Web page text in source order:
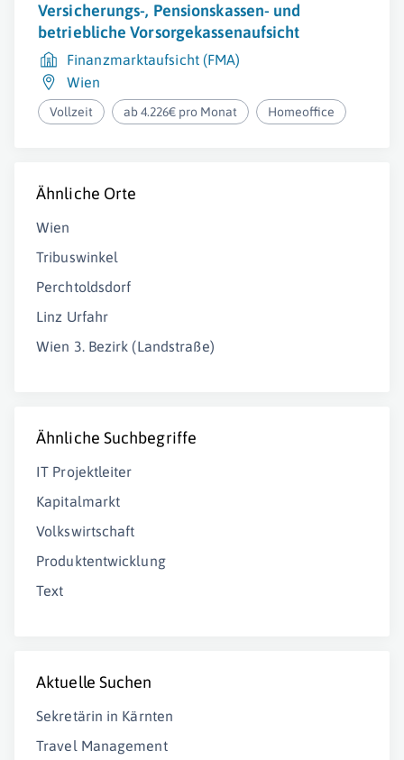
Versicherungs-, Pensionskassen- und
betriebliche Vorsorgekassenaufsicht
Finanzmarktaufsicht (FMA)
Wien
Vollzeit ab 4.226€ pro Monat Homeoffice
Ähnliche Orte
Wien
Tribuswinkel
Perchtoldsdorf
Linz Urfahr
Wien 3. Bezirk (Landstraße)
Ähnliche Suchbegriffe
IT Projektleiter
Kapitalmarkt
Volkswirtschaft
Produktentwicklung
Text
Aktuelle Suchen
Sekretärin in Kärnten
Travel Management